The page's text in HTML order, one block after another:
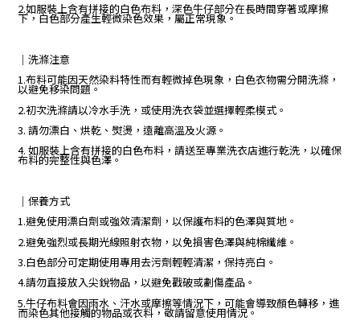
2.如服裝上含有拼接的白色布料，深色牛仔部分在長時間穿著或摩擦
下，白色部分產生輕微染色效果，屬正常現象。
｜ 洗滌注意
1.布料可能因天然染料特性而有輕微掉色現象，白色衣物需分開洗滌，
以避免移染問題。
2.初次洗滌請以冷水手洗，或使用洗衣袋並選擇輕柔模式。
3. 請勿漂白、烘乾、熨燙，遠離高溫及火源。
4. 如服裝上含有拼接的白色布料，請送至專業洗衣店進行乾洗，以確保
布料的完整性與色澤。
｜保養方式
1.避免使用漂白劑或強效清潔劑，以保護布料的色澤與質地。
2.避免強烈或長期光線照射衣物，以免損害色澤與純棉纖維。
3.白色部分可定期使用專用去污劑輕輕清潔，保持亮白。
4.請勿直接放入尖銳物品，以避免戳破或劃傷產品。
5.牛仔布料會因雨水、汗水或摩擦等情況下，可能會導致顏色轉移，進
而染色其他接觸的物品或衣料，敬請留意使用情況。